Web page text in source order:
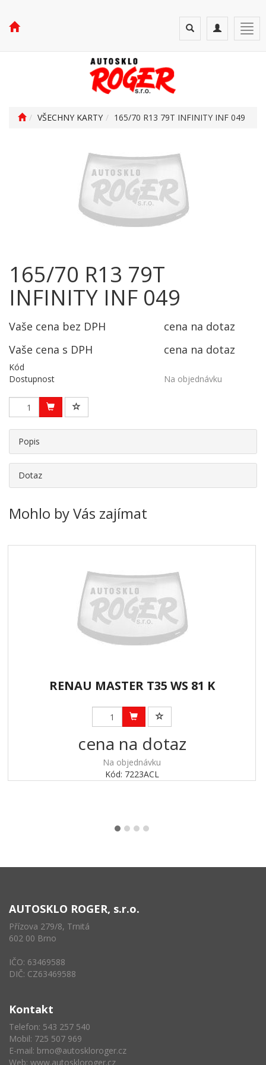
Toggle
navigation
Toggle
search
VŠECHNY KARTY 165/70 R13 79T INFINITY INF 049
165/70 R13 79T
INFINITY INF 049
Vaše cena bez DPH
cena na dotaz
Vaše cena s DPH
cena na dotaz
Kód
Dostupnost
Na objednávku
Popis
Dotaz
Mohlo by Vás zajímat
RENAU MASTER T35 WS 81 K
cena na dotaz
Na objednávku
Kód: 7223ACL
AUTOSKLO ROGER, s.r.o.
Přízova 279/8, Trnitá
602 00 Brno
IČO: 63469588
DIČ: CZ63469588
Kontakt
Telefon: 543 257 540
Mobil: 725 507 969
E-mail: brno@autoskloroger.cz
Web: www.autoskloroger.cz